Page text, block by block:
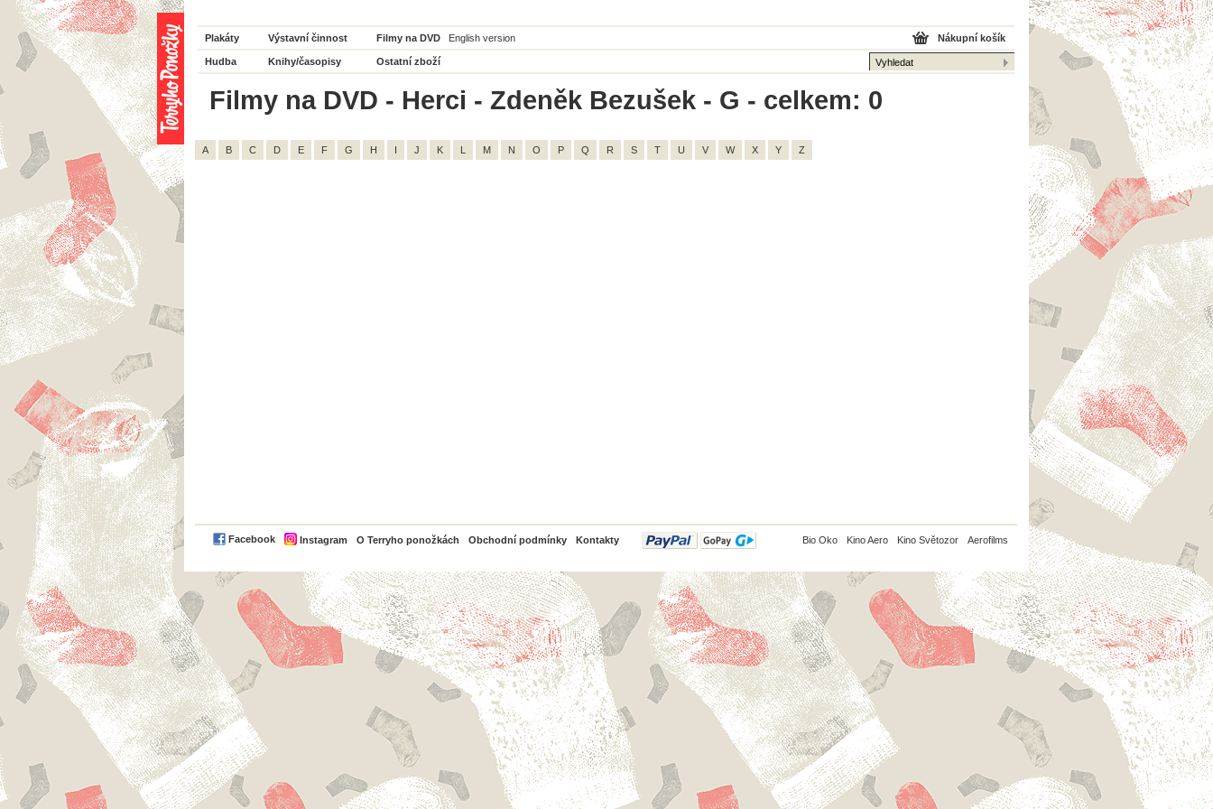
Plakáty Výstavní činnost Filmy na DVD English version
Hudba Knihy/časopisy Ostatní zboží
Nákupní košík
Filmy na DVD - Herci - Zdeněk Bezušek - G - celkem: 0
A B C D E F G H I J K L M N O P Q R S T U V W X Y Z
Facebook Instagram O Terryho ponožkách Obchodní podmínky Kontakty
PayPal Bio Oko Kino Aero Kino Světozor Aerofilms